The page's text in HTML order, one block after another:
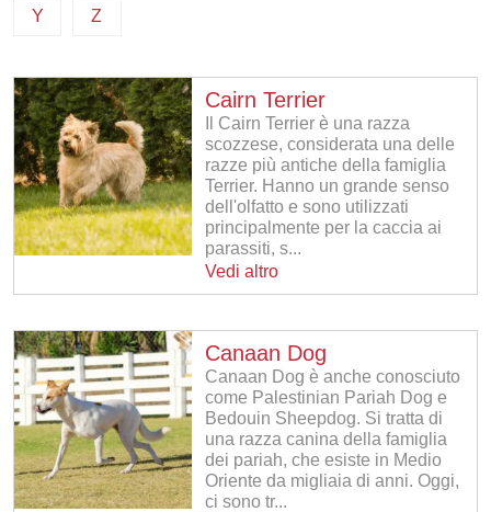
Y Z
Cairn Terrier
Il Cairn Terrier è una razza
scozzese, considerata una delle
razze più antiche della famiglia
Terrier. Hanno un grande senso
dell'olfatto e sono utilizzati
principalmente per la caccia ai
parassiti, s...
Vedi altro
Canaan Dog
Canaan Dog è anche conosciuto
come Palestinian Pariah Dog e
Bedouin Sheepdog. Si tratta di
una razza canina della famiglia
dei pariah, che esiste in Medio
Oriente da migliaia di anni. Oggi,
ci sono tr...